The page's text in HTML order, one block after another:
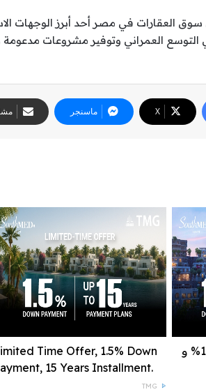
العقارات في مصر أحد أبرز الوجهات
العمراني وتوفير مشروعات مدعومة
‫X ماسنجر
عرض لفترة محدودة مقدم 1.5% و
Time Offer, 1.5% Down
15 Years Installment.
TMG